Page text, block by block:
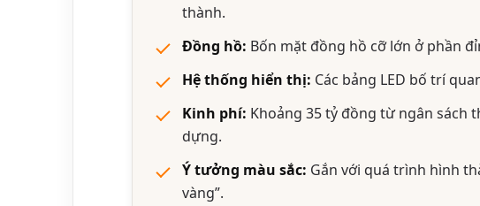
thành.
Đồng hồ: Bốn mặt đồng hồ cỡ lớn ở phần
Hệ thống hiển thị: Các bảng LED bố trí
Kinh phí: Khoảng 35 tỷ đồng từ ngân sách
dựng.
Ý tưởng màu sắc: Gắn với quá trình hình
vàng”.